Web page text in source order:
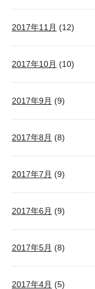
2017年11月 (12)
2017年10月 (10)
2017年9月 (9)
2017年8月 (8)
2017年7月 (9)
2017年6月 (9)
2017年5月 (8)
2017年4月 (5)